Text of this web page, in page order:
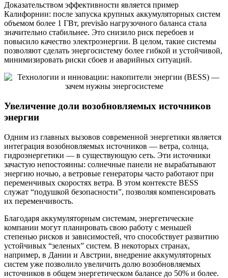
Доказательством эффективности является пример
Калифорнии: после запуска крупных аккумуляторных систем
объемом более 1 ГВт, previsão нагрузочного баланса стала
значительно стабильнее. Это снизило риск перебоев и
повысило качество электроэнергии. В целом, такие системы
позволяют сделать энергосистему более гибкой и устойчивой,
минимизировать риски сбоев и аварийных ситуаций.
Увеличение доли возобновляемых источников
энергии
Одним из главных вызовов современной энергетики является
интеграция возобновляемых источников — ветра, солнца,
гидроэнергетики — в существующую сеть. Эти источники
зачастую непостоянны: солнечные панели не вырабатывают
энергию ночью, а ветровые генераторы часто работают при
переменчивых скоростях ветра. В этом контексте BESS
служат “подушкой безопасности”, позволяя компенсировать
их переменчивость.
Благодаря аккумуляторным системам, энергетические
компании могут планировать свою работу с меньшей
степенью рисков и зависимостей, что способствует развитию
устойчивых “зеленых” систем. В некоторых странах,
например, в Дании и Австрии, внедрение аккумуляторных
систем уже позволило увеличить долю возобновляемых
источников в общем энергетическом балансе до 50% и более.